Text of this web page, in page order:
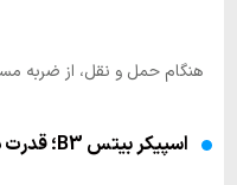
هنگام حمل و نقل، از ضربه
اسپیکر بیتس B3؛ قدرت در دستان شما